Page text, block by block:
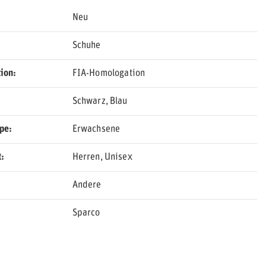
Neu
Schuhe
FIA-Homologation
Schwarz Blau
Erwachsene
Herren Unisex
Andere
Sparco